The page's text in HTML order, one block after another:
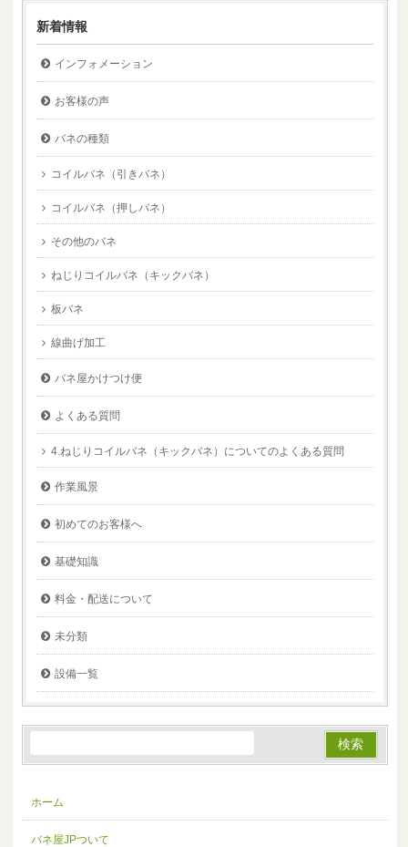
新着情報
インフォメーション
お客様の声
バネの種類
コイルバネ（引きバネ）
コイルバネ（押しバネ）
その他のバネ
ねじりコイルバネ（キックバネ）
板バネ
線曲げ加工
バネ屋かけつけ便
よくある質問
4.ねじりコイルバネ（キックバネ）についてのよくある質問
作業風景
初めてのお客様へ
基礎知識
料金・配送について
未分類
設備一覧
ホーム
バネ屋JPついて